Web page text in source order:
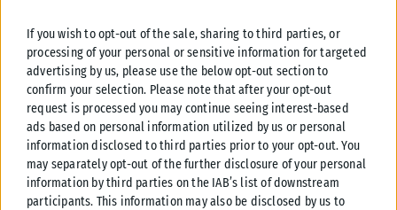
If you wish to opt-out of the sale, sharing to third parties, or
processing of your personal or sensitive information for targeted
advertising by us, please use the below opt-out section to
confirm your selection. Please note that after your opt-out
request is processed you may continue seeing interest-based
ads based on personal information utilized by us or personal
information disclosed to third parties prior to your opt-out. You
may separately opt-out of the further disclosure of your personal
information by third parties on the IAB’s list of downstream
participants. This information may also be disclosed by us to
Μια παραγωγή που ξαναγράφει τον μύθο των
Γουίνδσορ
Το «My Duchess» έρχεται να προστεθεί στη μακρά λίστα
παραγωγών που εξερευνούν τη σκοτεινή πλευρά της
βρετανικής μοναρχίας, από το «The Crown» μέχρι πληθώρα
ντοκιμαντέρ και ιστορικών δράσεων.